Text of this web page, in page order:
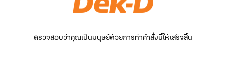
ตรวจสอบว่าคุณเป็นมนุษย์ด้วยการทำคำสั่งนี้ให้เสร็จสิ้น